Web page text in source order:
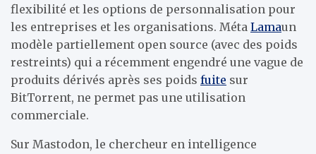
flexibilité et les options de personnalisation pour
les entreprises et les organisations. Méta Lamaun
modèle partiellement open source (avec des poids
restreints) qui a récemment engendré une vague de
produits dérivés après ses poids fuite sur
BitTorrent, ne permet pas une utilisation
commerciale.
Sur Mastodon, le chercheur en intelligence